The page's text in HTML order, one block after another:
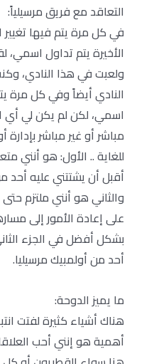
التعاقد مع فريق مرسيلياً:
في كل مرة يتم فيها
الأخيرة يتم تداول اسمي،
ولعبت في هذا النادي،
النادي أيضاً وفي كل مرة
اسمي، لكن لم يكن لي
مباشر أو غير مباشر
للغاية .. الأول: هو أنني
أقبل أن يشتتني عليه أحد
والثاني هو أنني ملتزم
على إعادة الأمور إلى
بشكل أفضل في الجزء
أحد من أولمبيك مرسيليا.
ما يميز الدوحة:
هناك أشياء كثيرة لفتت
أهمية هو إنني أحب